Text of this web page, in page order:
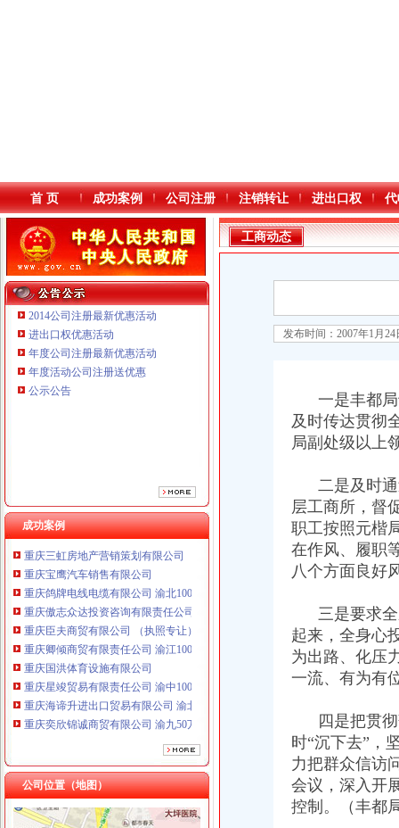
本站导航
首 页 成功案例 公司注册 注销转让 进出口权
2014公司注册最新优惠活动
进出口权优惠活动
年度公司注册最新优惠活动
年度活动公司注册送优惠
公示公告
成功案例
重庆鸽牌电线电缆有限公司 渝北10010万 (进出口权)
重庆傲志众达投资咨询有限责任公司 渝九1000万 （增资）
重庆海谛升进出口贸易有限公司 渝北100万 （进出口权）
重庆奕欣锦诚商贸有限公司 渝九50万 （工商注册）
重庆信同广告有限公司 渝沙50万 （工商注册）
重庆三虹房地产营销策划有限公司
重庆宝鹰汽车销售有限公司
重庆鸽牌电线电缆有限公司 渝北10010万 (进出口权)
重庆傲志众达投资咨询有限责任公司 渝九1000万 （增资）
重庆臣夫商贸有限公司 （执照专让）
重庆卿倾商贸有限责任公司 渝江100万 （工商注册）
重庆国洪体育设施有限公司
重庆星竣贸易有限责任公司 渝中100万 （进出口权）
重庆海谛升进出口贸易有限公司 渝北100万 （进出口权）
重庆奕欣锦诚商贸有限公司 渝九50万 （工商注册）
重庆信同广告有限公司 渝沙50万 （工商注册）
重庆三虹房地产营销策划有限公司
重庆宝鹰汽车销售有限公司
公司位置（地图）
工商动态
发布时间：2007年1月
一是丰都局
及时传达贯彻
局副处级以上
二是及时通
层工商所，督
职工按照元楷
在作风、履职
八个方面良好
三是要求全
起来，全身心
为出路、化压
一流、有为有
四是把贯彻
时“沉下去”，
力把群众信访
会议，深入开
控制。（丰都